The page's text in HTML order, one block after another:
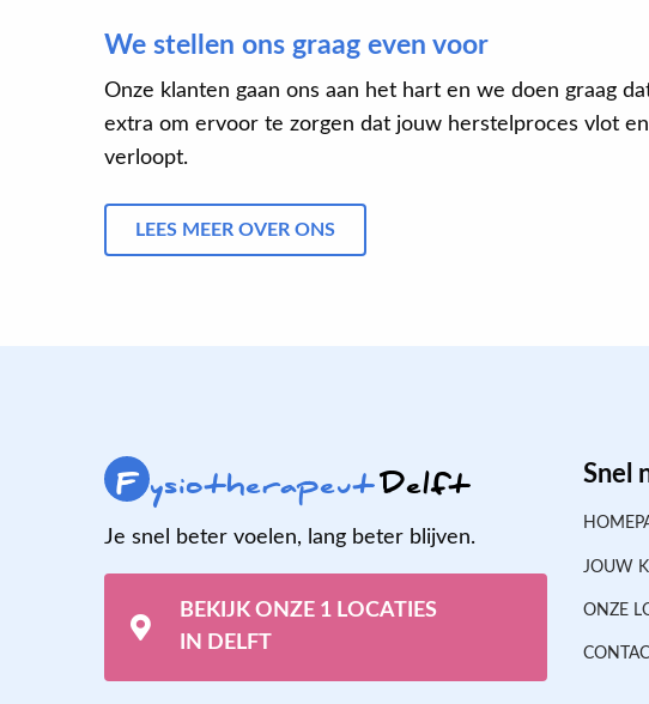
We stellen ons graag even voor
Onze klanten gaan ons aan het hart en we doen graag
extra om ervoor te zorgen dat jouw herstelproces vlot
verloopt.
LEES MEER OVER ONS
F ysiotherapeutDelft
Je snel beter voelen, lang beter blijven.
BEKIJK ONZE 1 LOCATIES
IN DELFT
Snel
JOUW
ONZE